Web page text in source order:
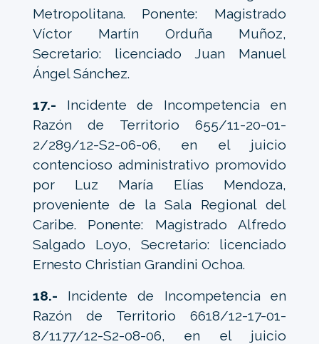
Metropolitana. Ponente: Magistrado
Víctor Martín Orduña Muñoz,
Secretario: licenciado Juan Manuel
Ángel Sánchez.
17.- Incidente de Incompetencia en
Razón de Territorio 655/11-20-01-
2/289/12-S2-06-06, en el juicio
contencioso administrativo promovido
por Luz María Elías Mendoza,
proveniente de la Sala Regional del
Caribe. Ponente: Magistrado Alfredo
Salgado Loyo, Secretario: licenciado
Ernesto Christian Grandini Ochoa.
18.- Incidente de Incompetencia en
Razón de Territorio 6618/12-17-01-
8/1177/12-S2-08-06, en el juicio